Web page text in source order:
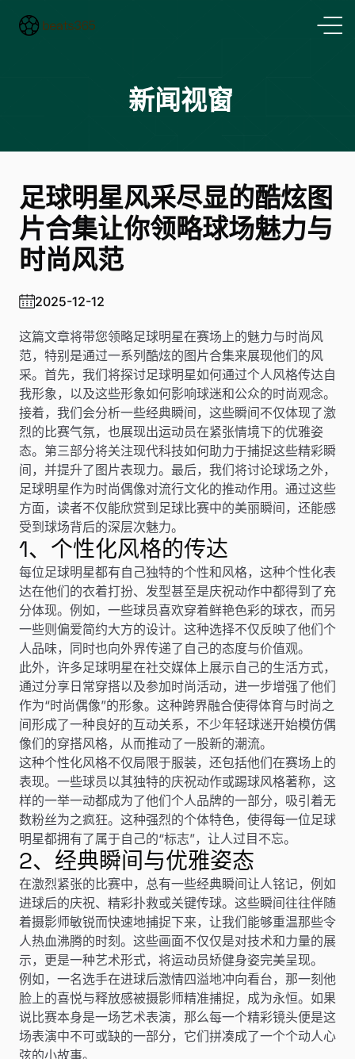
新闻视窗
足球明星风采尽显的酷炫图
片合集让你领略球场魅力与
时尚风范
2025-12-12
这篇文章将带您领略足球明星在赛场上的魅力与时尚风
范，特别是通过一系列酷炫的图片合集来展现他们的风
采。首先，我们将探讨足球明星如何通过个人风格传达自
我形象，以及这些形象如何影响球迷和公众的时尚观念。
接着，我们会分析一些经典瞬间，这些瞬间不仅体现了激
烈的比赛气氛，也展现出运动员在紧张情境下的优雅姿
态。第三部分将关注现代科技如何助力于捕捉这些精彩瞬
间，并提升了图片表现力。最后，我们将讨论球场之外，
足球明星作为时尚偶像对流行文化的推动作用。通过这些
方面，读者不仅能欣赏到足球比赛中的美丽瞬间，还能感
受到球场背后的深层次魅力。
1、个性化风格的传达
每位足球明星都有自己独特的个性和风格，这种个性化表
达在他们的衣着打扮、发型甚至是庆祝动作中都得到了充
分体现。例如，一些球员喜欢穿着鲜艳色彩的球衣，而另
一些则偏爱简约大方的设计。这种选择不仅反映了他们个
人品味，同时也向外界传递了自己的态度与价值观。
此外，许多足球明星在社交媒体上展示自己的生活方式，
通过分享日常穿搭以及参加时尚活动，进一步增强了他们
作为“时尚偶像”的形象。这种跨界融合使得体育与时尚之
间形成了一种良好的互动关系，不少年轻球迷开始模仿偶
像们的穿搭风格，从而推动了一股新的潮流。
这种个性化风格不仅局限于服装，还包括他们在赛场上的
表现。一些球员以其独特的庆祝动作或踢球风格著称，这
样的一举一动都成为了他们个人品牌的一部分，吸引着无
数粉丝为之疯狂。这种强烈的个体特色，使得每一位足球
明星都拥有了属于自己的“标志”，让人过目不忘。
2、经典瞬间与优雅姿态
在激烈紧张的比赛中，总有一些经典瞬间让人铭记，例如
进球后的庆祝、精彩扑救或关键传球。这些瞬间往往伴随
着摄影师敏锐而快速地捕捉下来，让我们能够重温那些令
人热血沸腾的时刻。这些画面不仅仅是对技术和力量的展
示，更是一种艺术形式，将运动员矫健身姿完美呈现。
例如，一名选手在进球后激情四溢地冲向看台，那一刻他
脸上的喜悦与释放感被摄影师精准捕捉，成为永恒。如果
说比赛本身是一场艺术表演，那么每一个精彩镜头便是这
场表演中不可或缺的一部分，它们拼凑成了一个个动人心
弦的小故事。